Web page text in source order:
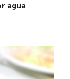
agua